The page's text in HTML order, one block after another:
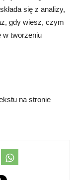
się z analizy,
gdy wiesz, czym
w tworzeniu
na stronie